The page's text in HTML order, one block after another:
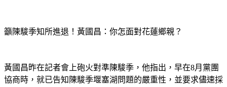
籲陳駿季知所進退！黃國昌：你怎面對花蓮鄉親？
黃國昌昨在記者會上砲火對準陳駿季，他指出，早在8月黨團
協商時，就已告知陳駿季堰塞湖問題的嚴重性，並要求儘速採